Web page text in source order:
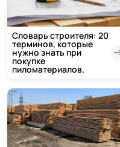
Словарь строителя: 20
терминов, которые
нужно знать при
покупке
пиломатериалов.